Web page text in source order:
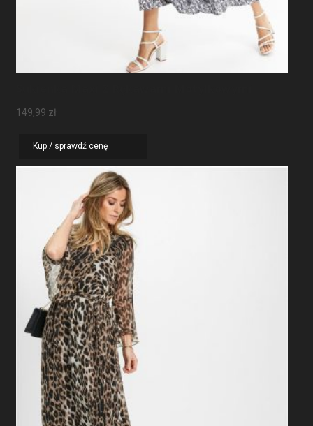
149,99 zł
Kup / sprawdź cenę